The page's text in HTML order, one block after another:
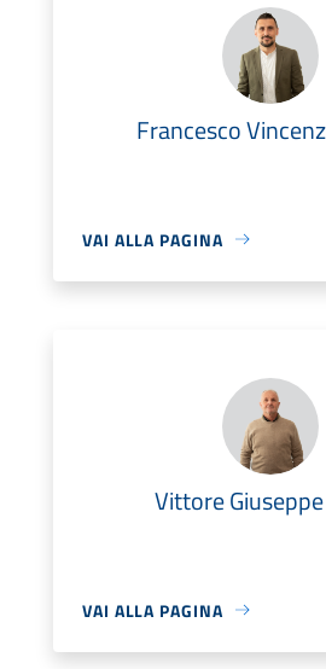
Francesco
VAI ALLA PAGINA
Vittore
VAI ALLA PAGINA